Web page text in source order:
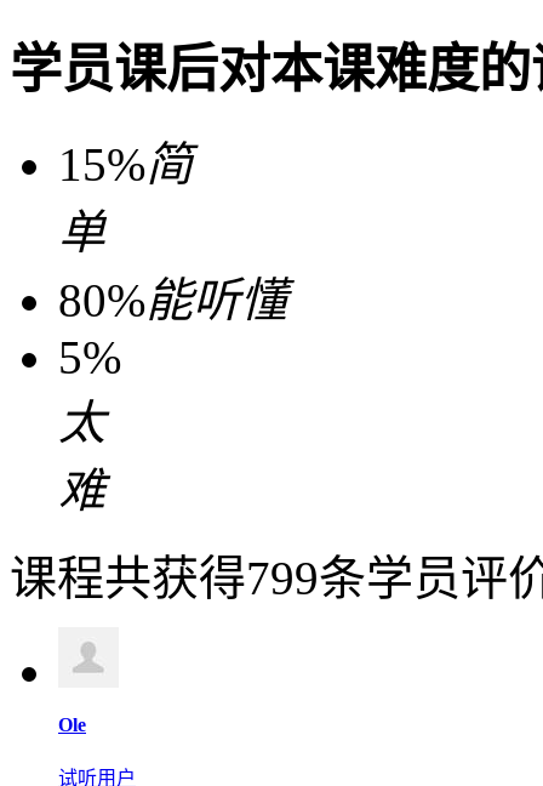
学员课后对本课难度
15%简
单
80%能听懂
5%
太
难
课程共获得799条学员评
Ole
试听用户